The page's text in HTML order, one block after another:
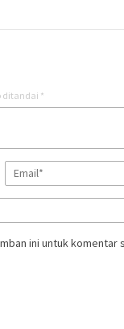
ditandai *
ini untuk komentar